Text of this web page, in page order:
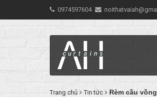
0974597604
Trang chủ Tin tức Rèm cầu